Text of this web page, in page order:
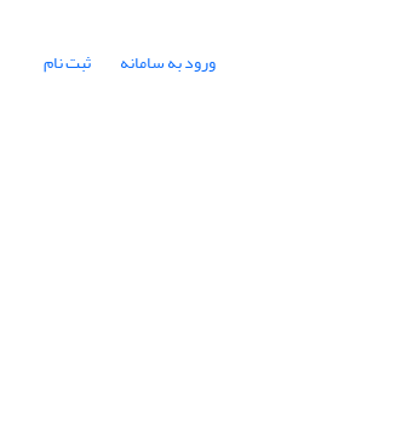
ورود به سامانه ثبت نام